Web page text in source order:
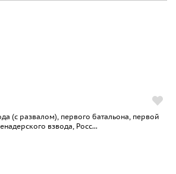
(с развалом), первого батальона, первой
взвода, Росс...